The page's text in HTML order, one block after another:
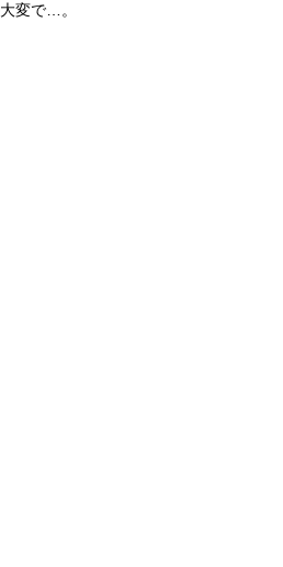
変で…。